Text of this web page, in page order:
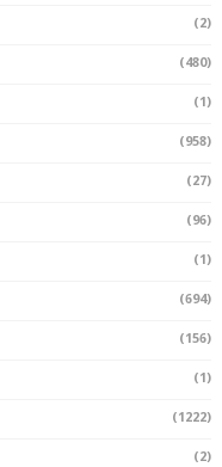
(2)
(480)
(1)
(958)
(27)
(96)
(1)
(694)
(156)
(1)
(1222)
(2)